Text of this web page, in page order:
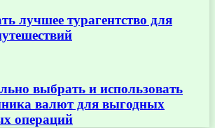
лучшее турагентство для
выбрать и использовать
валют для выгодных
операций